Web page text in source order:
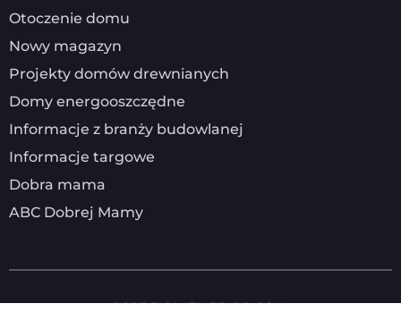
Otoczenie domu
Nowy magazyn
Projekty domów drewnianych
Domy energooszczędne
Informacje z branży budowlanej
Informacje targowe
Dobra mama
ABC Dobrej Mamy
2025DOMENERGO.COM